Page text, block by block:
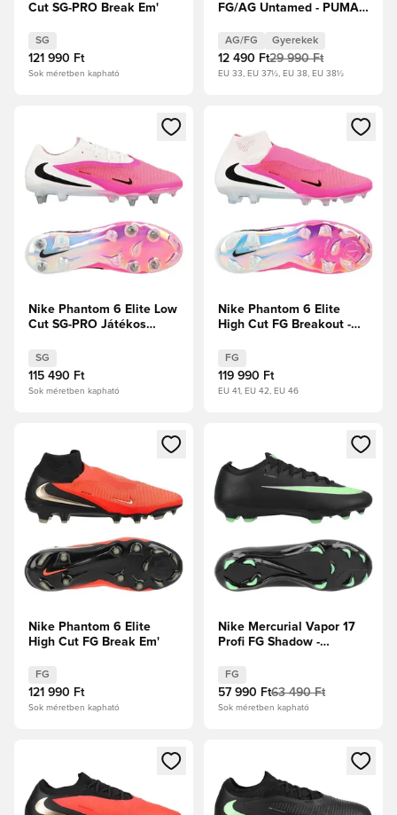
Cut SG-PRO Break Em'
SG
121 990 Ft
Sok méretben kapható
FG/AG Untamed - PUMA
piros Gyerek
AG/FG Gyerekek
12 490 Ft29 990 Ft
EU 33, EU 37½, EU 38, EU 38½
Megnyit egy modált a bejelentkezéshez vagy a tagként
Nike Phantom 6 Elite Low
Cut SG-PRO Játékos
Rózsaszín/Fehér/Fekete
SG
115 490 Ft
Sok méretben kapható
Megnyit egy modált a
Nike Phantom 6 Elite
High Cut FG Breakout -
FG
119 990 Ft
EU 41, EU 42, EU 46
Megnyit egy modált a bejelentkezéshez vagy a tagként
Nike Phantom 6 Elite
High Cut FG Break Em'
FG
121 990 Ft
Sok méretben kapható
Megnyit egy modált a
Nike Mercurial Vapor 17
Profi FG Shadow -
FG
57 990 Ft63 490 Ft
Sok méretben kapható
Megnyit egy modált a bejelentkezéshez vagy a tagként
Megnyit egy modált a